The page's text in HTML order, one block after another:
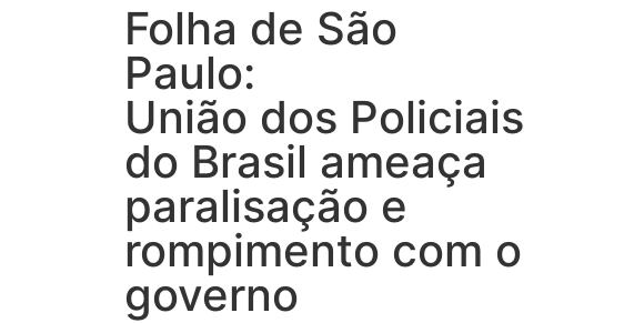
Folha de São
Paulo:
União dos Policiais
do Brasil ameaça
paralisação e
rompimento com o
governo